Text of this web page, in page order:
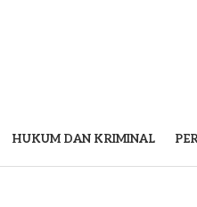
HUKUM DAN KRIMINAL